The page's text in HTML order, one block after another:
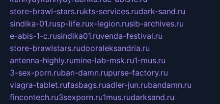
store-brawl-stars.rukts-services.rudark-sand.ru
sindika-01.rusp-life.rux-legion.rusib-archives.ru
e-abis-1-c.rusindika01.ruvenda-festival.ru
store-brawlstars.rudooraleksandria.ru
antenna-highly.rumine-lab-msk.ru1-mus.ru
3-sex-porn.ruban-damn.rupurse-factory.ru
viagra-tablet.rufasbags.ruadler-jun.rubandamn.ru
fincontech.ru3sexporn.ru1mus.rudarksand.ru